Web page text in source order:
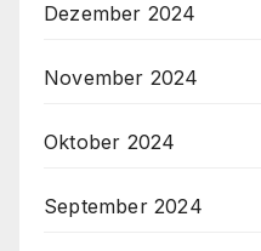
Dezember 2024
November 2024
Oktober 2024
September 2024